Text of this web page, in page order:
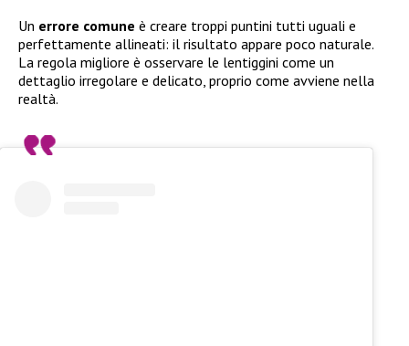
Un errore comune è creare troppi puntini tutti uguali e
perfettamente allineati: il risultato appare poco naturale.
La regola migliore è osservare le lentiggini come un
dettaglio irregolare e delicato, proprio come avviene nella
realtà.